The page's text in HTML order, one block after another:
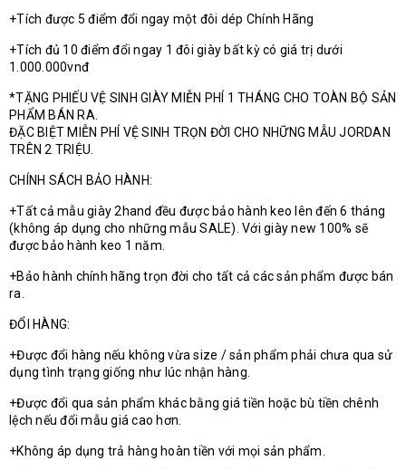
+Tích được 5 điểm đổi ngay một đôi dép Chính Hãng
+Tích đủ 10 điểm đổi ngay 1 đôi giày bất kỳ có giá trị dưới
1.000.000vnđ
*TẶNG PHIẾU VỆ SINH GIÀY MIỄN PHÍ 1 THÁNG CHO TOÀN BỘ SẢN
PHẨM BÁN RA.
ĐẶC BIỆT MIỄN PHÍ VỆ SINH TRỌN ĐỜI CHO NHỮNG MẪU JORDAN
TRÊN 2 TRIỆU.
CHÍNH SÁCH BẢO HÀNH:
+Tất cả mẫu giày 2hand đều được bảo hành keo lên đến 6 tháng
(không áp dụng cho những mẫu SALE). Với giày new 100% sẽ
được bảo hành keo 1 năm.
+Bảo hành chính hãng trọn đời cho tất cả các sản phẩm được bán
ra.
ĐỔI HÀNG:
+Được đổi hàng nếu không vừa size / sản phẩm phải chưa qua sử
dụng tình trạng giống như lúc nhận hàng.
+Được đổi qua sản phẩm khác bằng giá tiền hoặc bù tiền chênh
lệch nếu đổi mẫu giá cao hơn.
+Không áp dụng trả hàng hoàn tiền với mọi sản phẩm.